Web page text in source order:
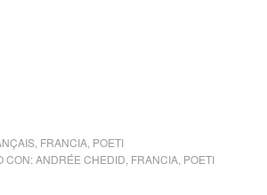
, FRANCIA, POETI
CON:ANDRÉE CHEDID FRANCIA, POETI